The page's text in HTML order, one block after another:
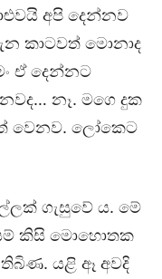
අපි දෙන්නව
කාටවත් මොනාද
ඒ දෙන්නට
නෑ. මගෙ දුක
වෙනව. ලෝකෙට
ගැසුවේ ය. මේ
කිසි මොහොතක
යළි ඈ අවදි